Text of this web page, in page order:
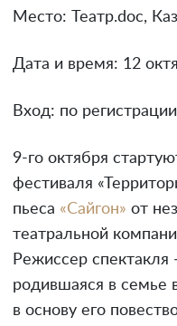
Место: Театр.doc,
Дата и время: 12
Вход: по регистрации
9-го октября
фестиваля
пьеса «Сайгон» от
театральной
Режиссер
родившаяся в семье
в основу его